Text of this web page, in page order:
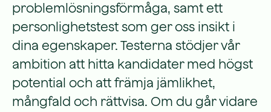
problemlösningsförmåga, samt ett
personlighetstest som ger oss insikt i
dina egenskaper. Testerna stödjer vår
ambition att hitta kandidater med högst
potential och att främja jämlikhet,
mångfald och rättvisa. Om du går vidare